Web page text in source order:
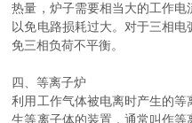
热量，炉子需要相当大的工作电
以免电路损耗过大。对于三相
免三相负荷不平衡。
四、等离子炉
利用工作气体被电离时产生的
生等离子体的装置，通常叫作